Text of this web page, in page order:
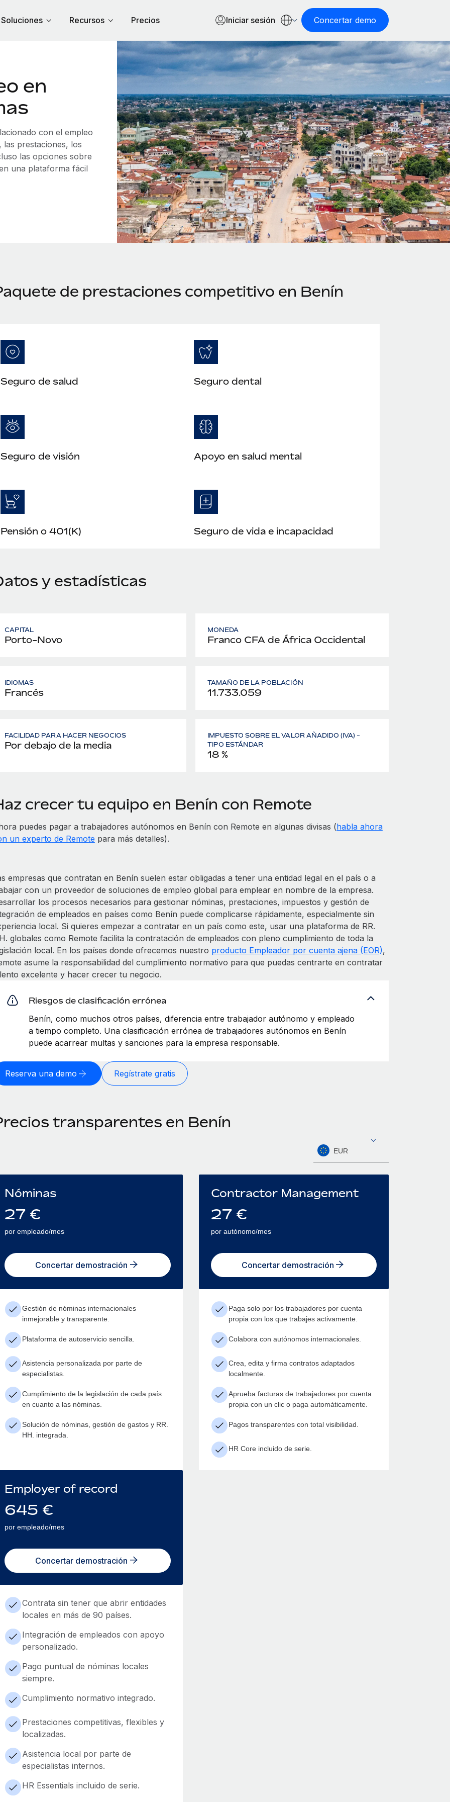
Soluciones Recursos Precios Iniciar sesión Concertar demo
en
con el empleo
las prestaciones, los
las opciones sobre
una plataforma fácil
de prestaciones competitivo en Benín
Seguro de salud Seguro dental
Seguro de visión Apoyo en salud mental
Pensión o 401(K) Seguro de vida e incapacidad
y estadísticas
CAPITAL
Porto-Novo
MONEDA
Franco CFA de África Occidental
IDIOMAS
Francés
TAMAÑO DE LA POBLACIÓN
11.733.059
FACILIDAD PARA HACER NEGOCIOS
Por debajo de la media
IMPUESTO SOBRE EL VALOR AÑADIDO (IVA) -
TIPO ESTÁNDAR
18 %
crecer tu equipo en Benín con Remote
puedes pagar a trabajadores autónomos en Benín con Remote en algunas divisas (habla ahora
un experto de Remote para más detalles).
empresas que contratan en Benín suelen estar obligadas a tener una entidad legal en el país o a
con un proveedor de soluciones de empleo global para emplear en nombre de la empresa.
los procesos necesarios para gestionar nóminas, prestaciones, impuestos y gestión de
de empleados en países como Benín puede complicarse rápidamente, especialmente sin
local. Si quieres empezar a contratar en un país como este, usar una plataforma de RR.
globales como Remote facilita la contratación de empleados con pleno cumplimiento de toda la
local. En los países donde ofrecemos nuestro producto Empleador por cuenta ajena (EOR),
asume la responsabilidad del cumplimiento normativo para que puedas centrarte en contratar
excelente y hacer crecer tu negocio.
Riesgos de clasificación errónea
Benín, como muchos otros países, diferencia entre trabajador autónomo y empleado
a tiempo completo. Una clasificación errónea de trabajadores autónomos en Benín
puede acarrear multas y sanciones para la empresa responsable.
Reserva una demo Regístrate gratis
transparentes en Benín
EUR
Nóminas
27 €
por empleado/mes
Concertar demostración
Gestión de nóminas internacionales
inmejorable y transparente.
Plataforma de autoservicio sencilla.
Asistencia personalizada por parte de
especialistas.
Cumplimiento de la legislación de cada país
en cuanto a las nóminas.
Solución de nóminas, gestión de gastos y RR.
HH. integrada.
Contractor Management
27 €
por autónomo/mes
Concertar demostración
Paga solo por los trabajadores por cuenta
propia con los que trabajes activamente.
Colabora con autónomos internacionales.
Crea, edita y firma contratos adaptados
localmente.
Aprueba facturas de trabajadores por cuenta
propia con un clic o paga automáticamente.
Pagos transparentes con total visibilidad.
HR Core incluido de serie.
Employer of record
645 €
por empleado/mes
Concertar demostración
Contrata sin tener que abrir entidades
locales en más de 90 países.
Integración de empleados con apoyo
personalizado.
Pago puntual de nóminas locales
siempre.
Cumplimiento normativo integrado.
Prestaciones competitivas, flexibles y
localizadas.
Asistencia local por parte de
especialistas internos.
HR Essentials incluido de serie.